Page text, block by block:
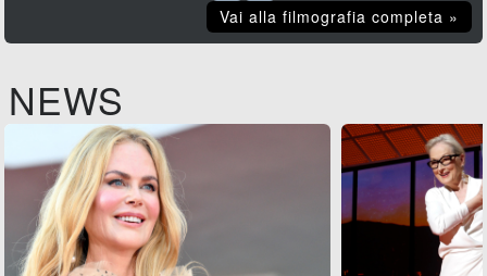
Vai alla filmografia completa »
NEWS